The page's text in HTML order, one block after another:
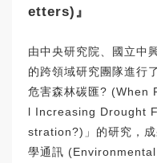
etters)』
由中央研究院、國立中
的跨領域研究團隊進行
危害森林碳匯?
l Increasing Drought
stration?)」的研究，
學通訊